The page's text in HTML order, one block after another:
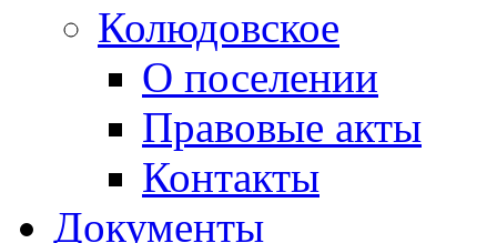
Колюдовское
О поселении
Правовые акты
Контакты
Документы